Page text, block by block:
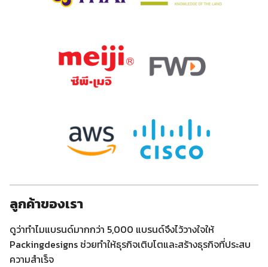
ลูกค้าของเรา
ดูว่าทำไมแบรนด์มากกว่า 5,000 แบรนด์จึงไว้วางใจให้
Packingdesigns ช่วยทำให้ธุรกิจเติบโตและสร้างธุรกิจที่ประสบ
ความสำเร็จ